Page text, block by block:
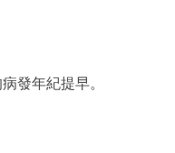
發年紀提早。